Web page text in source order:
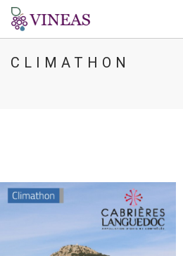
ACCUEIL
CONNEXION
CLIMATHON